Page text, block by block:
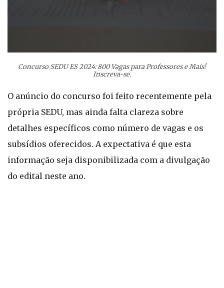
Concurso SEDU ES 2024: 800 Vagas para Professores e Mais!
Inscreva-se.
O anúncio do concurso foi feito recentemente pela
própria SEDU, mas ainda falta clareza sobre
detalhes específicos como número de vagas e os
subsídios oferecidos. A expectativa é que esta
informação seja disponibilizada com a divulgação
do edital neste ano.